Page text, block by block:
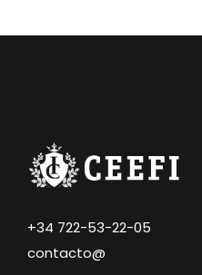
+34 722-53-22-05
contacto@